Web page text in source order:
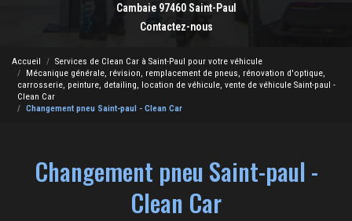
Cambaie 97460 Saint-Paul
Contactez-nous
Accueil
Services de Clean Car à Saint-Paul pour votre véhicule
Mécanique générale, révision, remplacement de pneus, rénovation d'optique,
carrosserie, peinture, detailing, location de véhicule, vente de véhicule Saint-paul -
Clean Car
Changement pneu Saint-paul - Clean Car
Changement pneu Saint-paul -
Clean Car